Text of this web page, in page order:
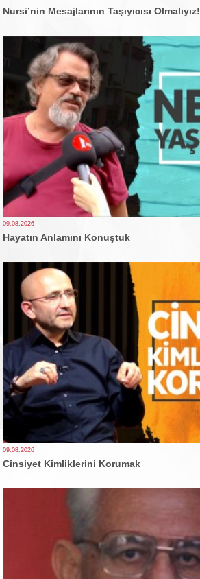
Nursi’nin Mesajlarının Taşıyıcısı Olmalıyız!
09.08.2026
Hayatın Anlamını Konuştuk
09.08.2026
Cinsiyet Kimliklerini Korumak